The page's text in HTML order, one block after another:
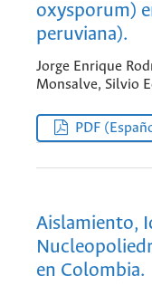
oxysporum)
peruviana).
Jorge Enrique
Monsalve, Silvio
PDF
Aislamiento,
en Colombia.